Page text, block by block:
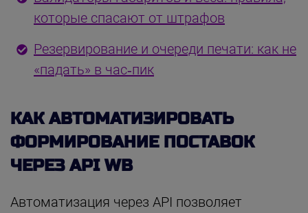
которые спасают от штрафов
Резервирование и очереди печати: как не
«падать» в час‑пик
КАК АВТОМАТИЗИРОВАТЬ
ФОРМИРОВАНИЕ ПОСТАВОК
ЧЕРЕЗ API WB
Автоматизация через API позволяет